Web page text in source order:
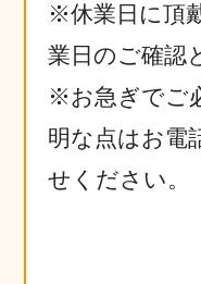
※休業日に頂
業日のご確認
※お急ぎでご
明な点はお電
せください。